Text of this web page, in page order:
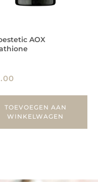
AOX
TOEVOEGEN AAN
WINKELWAGEN